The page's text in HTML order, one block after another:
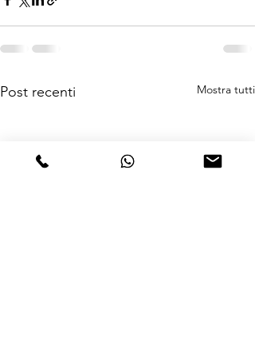
Post recenti Mostra tutti